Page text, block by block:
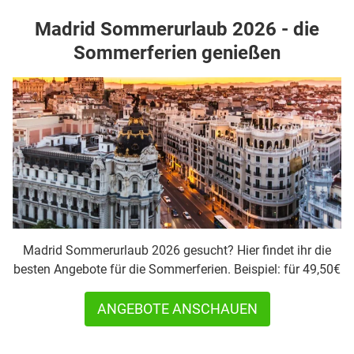
Madrid Sommerurlaub 2026 - die
Sommerferien genießen
Madrid Sommerurlaub 2026 gesucht? Hier findet ihr die
besten Angebote für die Sommerferien. Beispiel: für 49,50€
ANGEBOTE ANSCHAUEN